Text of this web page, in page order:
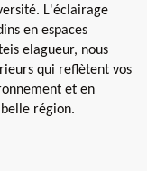
L'éclairage
en espaces
elagueur, nous
qui reflètent vos
et en
région.